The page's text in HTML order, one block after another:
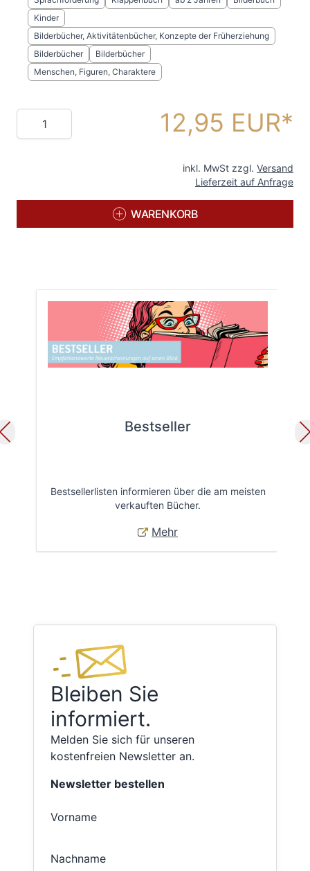
Kinder
Bilderbücher, Aktivitätenbücher, Konzepte der Früherziehung
Bilderbücher
Bilderbücher
Menschen, Figuren, Charaktere
Menge 12,95 EUR
inkl. MwSt zzgl. Versand
Lieferzeit auf Anfrage
WARENKORB
Bestseller
Bestsellerlisten informieren über die am meisten
verkauften Bücher.
Mehr
Bleiben Sie
informiert.
Melden Sie sich für unseren
kostenfreien Newsletter an.